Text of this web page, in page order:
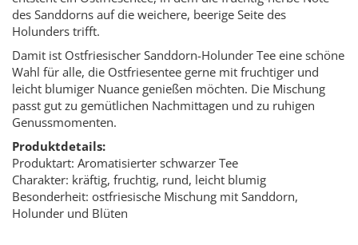
des Sanddorns auf die weichere, beerige Seite des
Holunders trifft.
Damit ist Ostfriesischer Sanddorn-Holunder Tee eine schöne
Wahl für alle, die Ostfriesentee gerne mit fruchtiger und
leicht blumiger Nuance genießen möchten. Die Mischung
passt gut zu gemütlichen Nachmittagen und zu ruhigen
Genussmomenten.
Produktdetails:
Produktart: Aromatisierter schwarzer Tee
Charakter: kräftig, fruchtig, rund, leicht blumig
Besonderheit: ostfriesische Mischung mit Sanddorn,
Holunder und Blüten